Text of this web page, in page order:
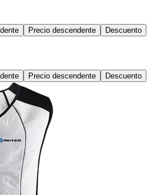
Precio descendente Descuento
Precio descendente Descuento